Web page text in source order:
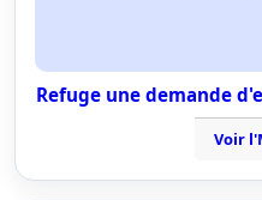
Refuge une demande
Voir